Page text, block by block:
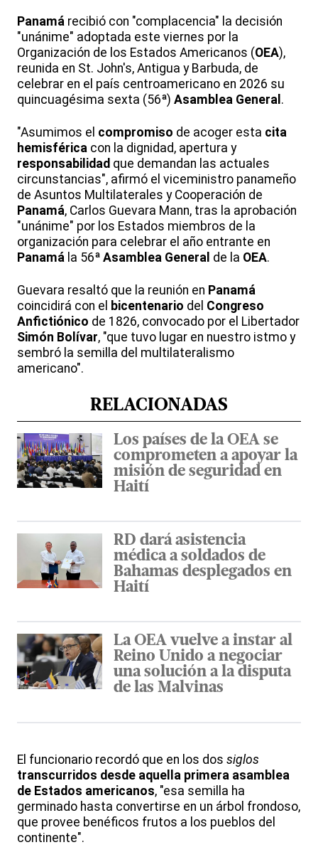
Panamá recibió con "complacencia" la decisión
"unánime" adoptada este viernes por la
Organización de los Estados Americanos (OEA),
reunida en St. John's, Antigua y Barbuda, de
celebrar en el país centroamericano en 2026 su
quincuagésima sexta (56ª) Asamblea General .
"Asumimos el compromiso de acoger esta cita
hemisférica con la dignidad, apertura y
responsabilidad que demandan las actuales
circunstancias", afirmó el viceministro panameño
de Asuntos Multilaterales y Cooperación de
Panamá, Carlos Guevara Mann, tras la aprobación
"unánime" por los Estados miembros de la
organización para celebrar el año entrante en
Panamá la 56ª Asamblea General de la OEA.
Guevara resaltó que la reunión en Panamá
coincidirá con el bicentenario del Congreso
Anfictiónico de 1826, convocado por el Libertador
Simón Bolívar, "que tuvo lugar en nuestro istmo y
sembró la semilla del multilateralismo
americano".
RELACIONADAS
Los países de la OEA se
comprometen a apoyar la
misión de seguridad en
Haití
RD dará asistencia
médica a soldados de
Bahamas desplegados en
Haití
La OEA vuelve a instar al
Reino Unido a negociar
una solución a la disputa
de las Malvinas
El funcionario recordó que en los dos siglos
transcurridos desde aquella primera asamblea
de Estados americanos, "esa semilla ha
germinado hasta convertirse en un árbol frondoso,
que provee benéficos frutos a los pueblos del
continente".